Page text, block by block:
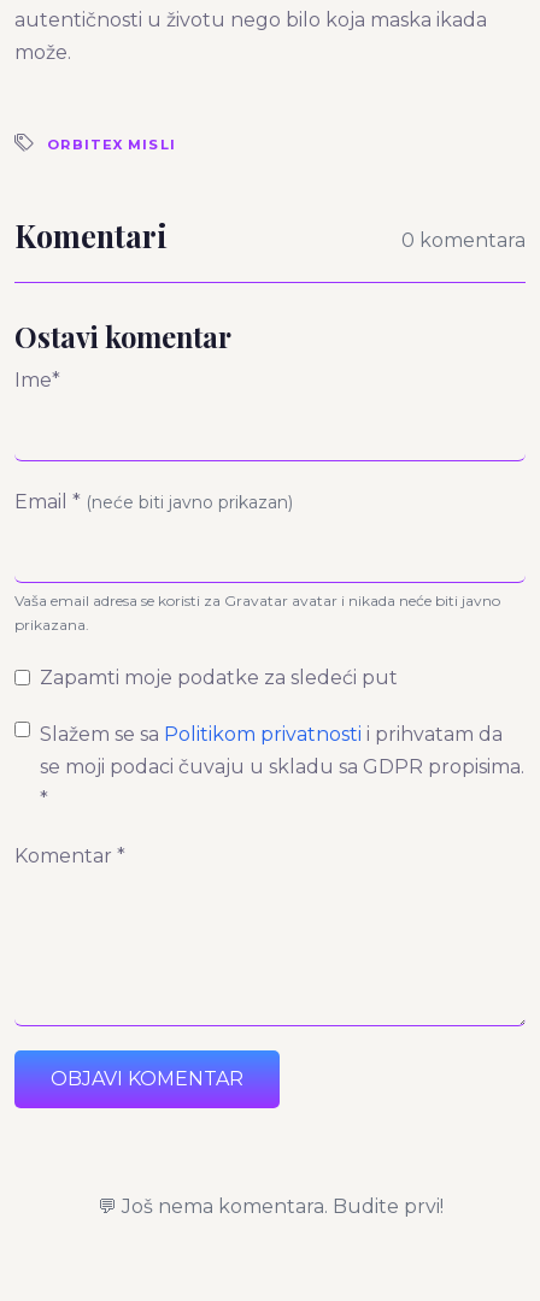
autentičnosti u životu nego bilo koja maska ikada
može.
ORBITEX MISLI
Komentari 0 komentara
Ostavi komentar
Ime*
Email * (neće biti javno prikazan)
Vaša email adresa se koristi za Gravatar avatar i nikada neće biti javno
prikazana.
Zapamti moje podatke za sledeći put
Slažem se sa Politikom privatnosti i prihvatam da
se moji podaci čuvaju u skladu sa GDPR propisima.
*
Komentar *
OBJAVI KOMENTAR
💬 Još nema komentara. Budite prvi!